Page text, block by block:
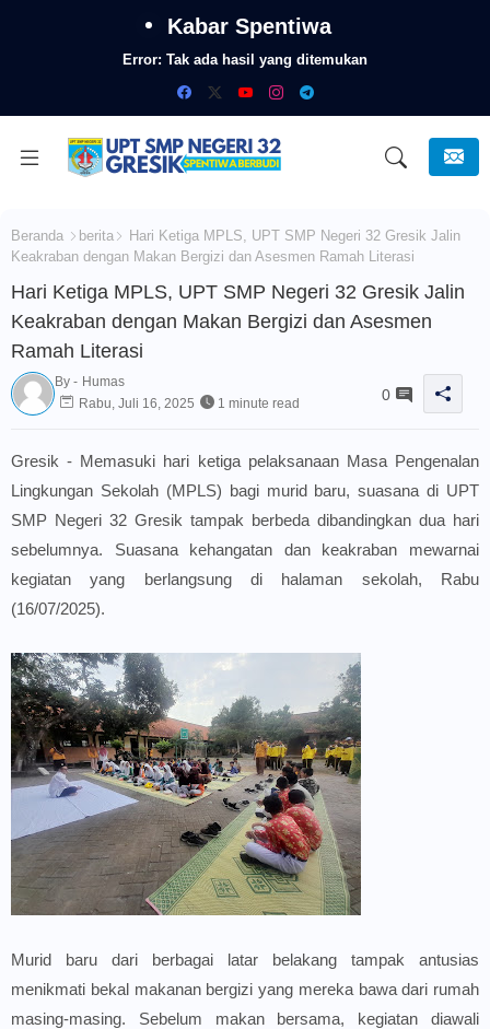
Kabar Spentiwa
Error: Tak ada hasil yang ditemukan
Beranda berita
Hari Ketiga MPLS, UPT SMP Negeri 32 Gresik Jalin
Keakraban dengan Makan Bergizi dan Asesmen Ramah Literasi
Hari Ketiga MPLS, UPT SMP Negeri 32 Gresik Jalin
Keakraban dengan Makan Bergizi dan Asesmen
Ramah Literasi
By - Humas
Rabu, Juli 16, 2025
1 minute read 0
Gresik - Memasuki hari ketiga pelaksanaan Masa Pengenalan
Lingkungan Sekolah (MPLS) bagi murid baru, suasana di UPT
SMP Negeri 32 Gresik tampak berbeda dibandingkan dua hari
sebelumnya. Suasana kehangatan dan keakraban mewarnai
kegiatan yang berlangsung di halaman sekolah, Rabu
(16/07/2025).
Murid baru dari berbagai latar belakang tampak antusias
menikmati bekal makanan bergizi yang mereka bawa dari rumah
masing-masing. Sebelum makan bersama, kegiatan diawali